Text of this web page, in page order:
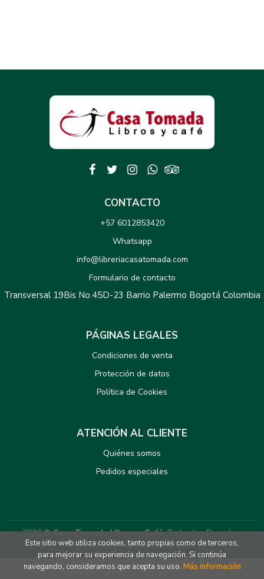
CONTACTO
+57 6012853420
Whatsapp
info@libreriacasatomada.com
Formulario de contacto
Transversal 19Bis No.45D-23 Barrio Palermo Bogotá Colombia
PÁGINAS LEGALES
Condiciones de venta
Protección de datos
Política de Cookies
ATENCIÓN AL CLIENTE
Quiénes somos
Pedidos especiales
2026 ©Casa Tomada LIbros y Café. Todos los Derechos
Reservados |Grupo Trevenque
Este sitio web utiliza cookies, tanto propias como de terceros,
para mejorar su experiencia de navegación. Si continúa
navegando, consideramos que acepta su uso. Más información